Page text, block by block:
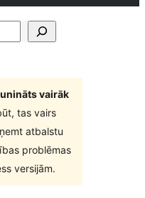
vairāk
tas vairs
atbalstu
problēmas
versijām.